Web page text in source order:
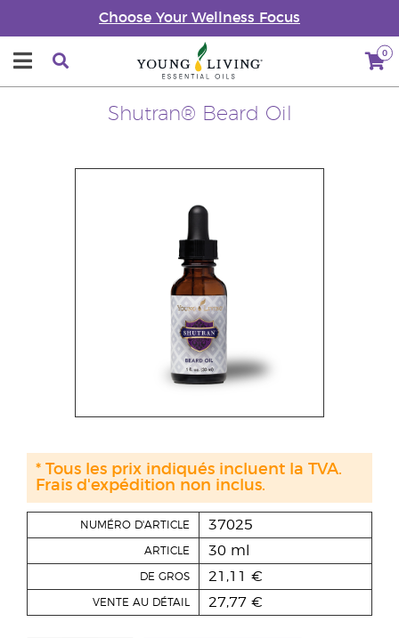
Choose Your Wellness Focus
0
Shutran® Beard Oil
NUMÉRO D'ARTICLE 37025
ARTICLE 30 ml
DE GROS 21,11 €
VENTE AU DÉTAIL 27,77 €
* Tous les prix indiqués incluent la TVA.
Frais d'expédition non inclus.